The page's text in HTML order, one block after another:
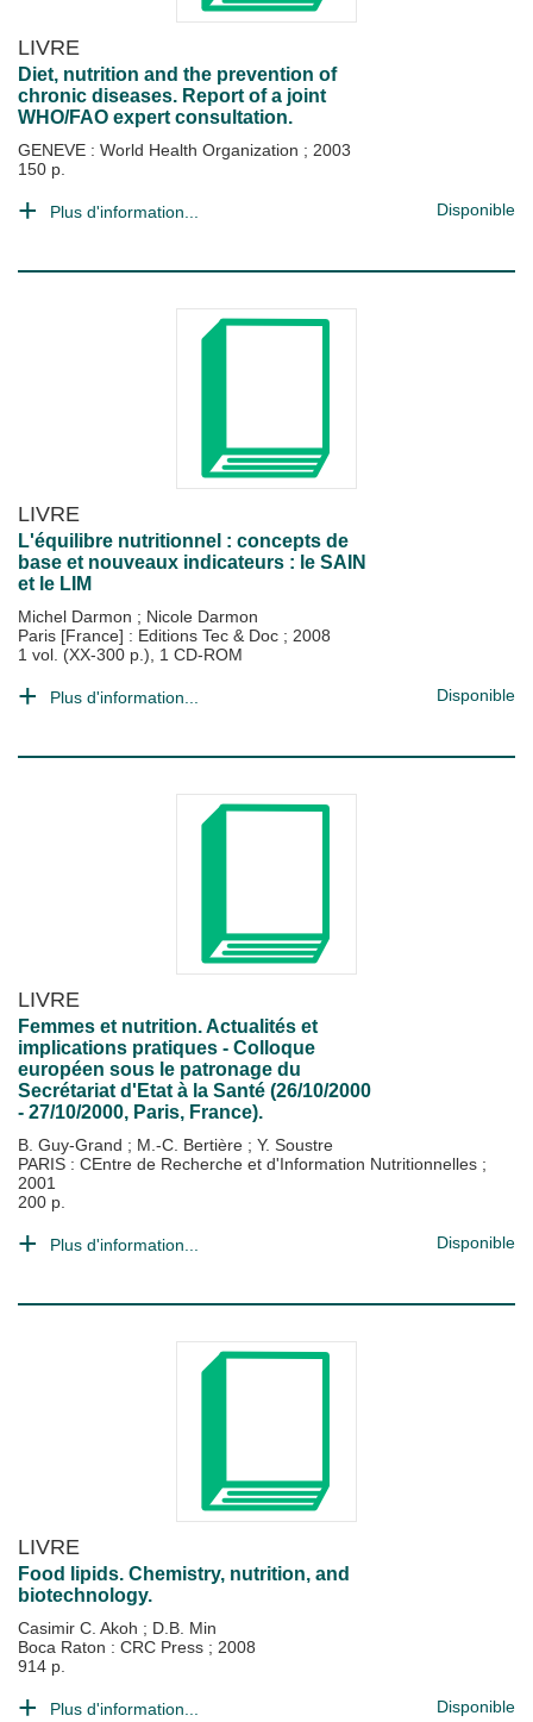
LIVRE
Diet, nutrition and the prevention of
chronic diseases. Report of a joint
WHO/FAO expert consultation.
GENEVE : World Health Organization ; 2003
150 p.
Plus d'information... Disponible
LIVRE
L'équilibre nutritionnel : concepts de
base et nouveaux indicateurs : le SAIN
et le LIM
Michel Darmon ; Nicole Darmon
Paris [France] : Editions Tec & Doc ; 2008
1 vol. (XX-300 p.), 1 CD-ROM
Plus d'information... Disponible
LIVRE
Femmes et nutrition. Actualités et
implications pratiques - Colloque
européen sous le patronage du
Secrétariat d'Etat à la Santé (26/10/2000
- 27/10/2000, Paris, France).
B. Guy-Grand ; M.-C. Bertière ; Y. Soustre
PARIS : CEntre de Recherche et d'Information Nutritionnelles ;
2001
200 p.
Plus d'information... Disponible
LIVRE
Food lipids. Chemistry, nutrition, and
biotechnology.
Casimir C. Akoh ; D.B. Min
Boca Raton : CRC Press ; 2008
914 p.
Plus d'information... Disponible